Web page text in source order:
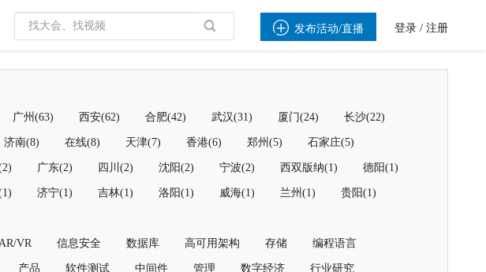
 发布活动/直播 登录 / 注册
广州(63) 西安(62) 合肥(42) 武汉(31) 厦门(24) 长沙(22)
济南(8) 在线(8) 天津(7) 香港(6) 郑州(5) 石家庄(5)
广东(2) 四川(2) 沈阳(2) 宁波(2) 西双版纳(1) 德阳(1)
济宁(1) 吉林(1) 洛阳(1) 威海(1) 兰州(1) 贵阳(1)
VR 信息安全 数据库 高可用架构 存储 编程语言
产品 软件测试 中间件 管理 数字经济 行业研究